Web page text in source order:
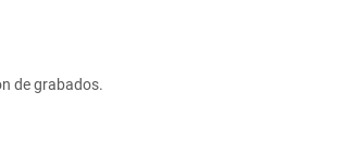
de grabados.